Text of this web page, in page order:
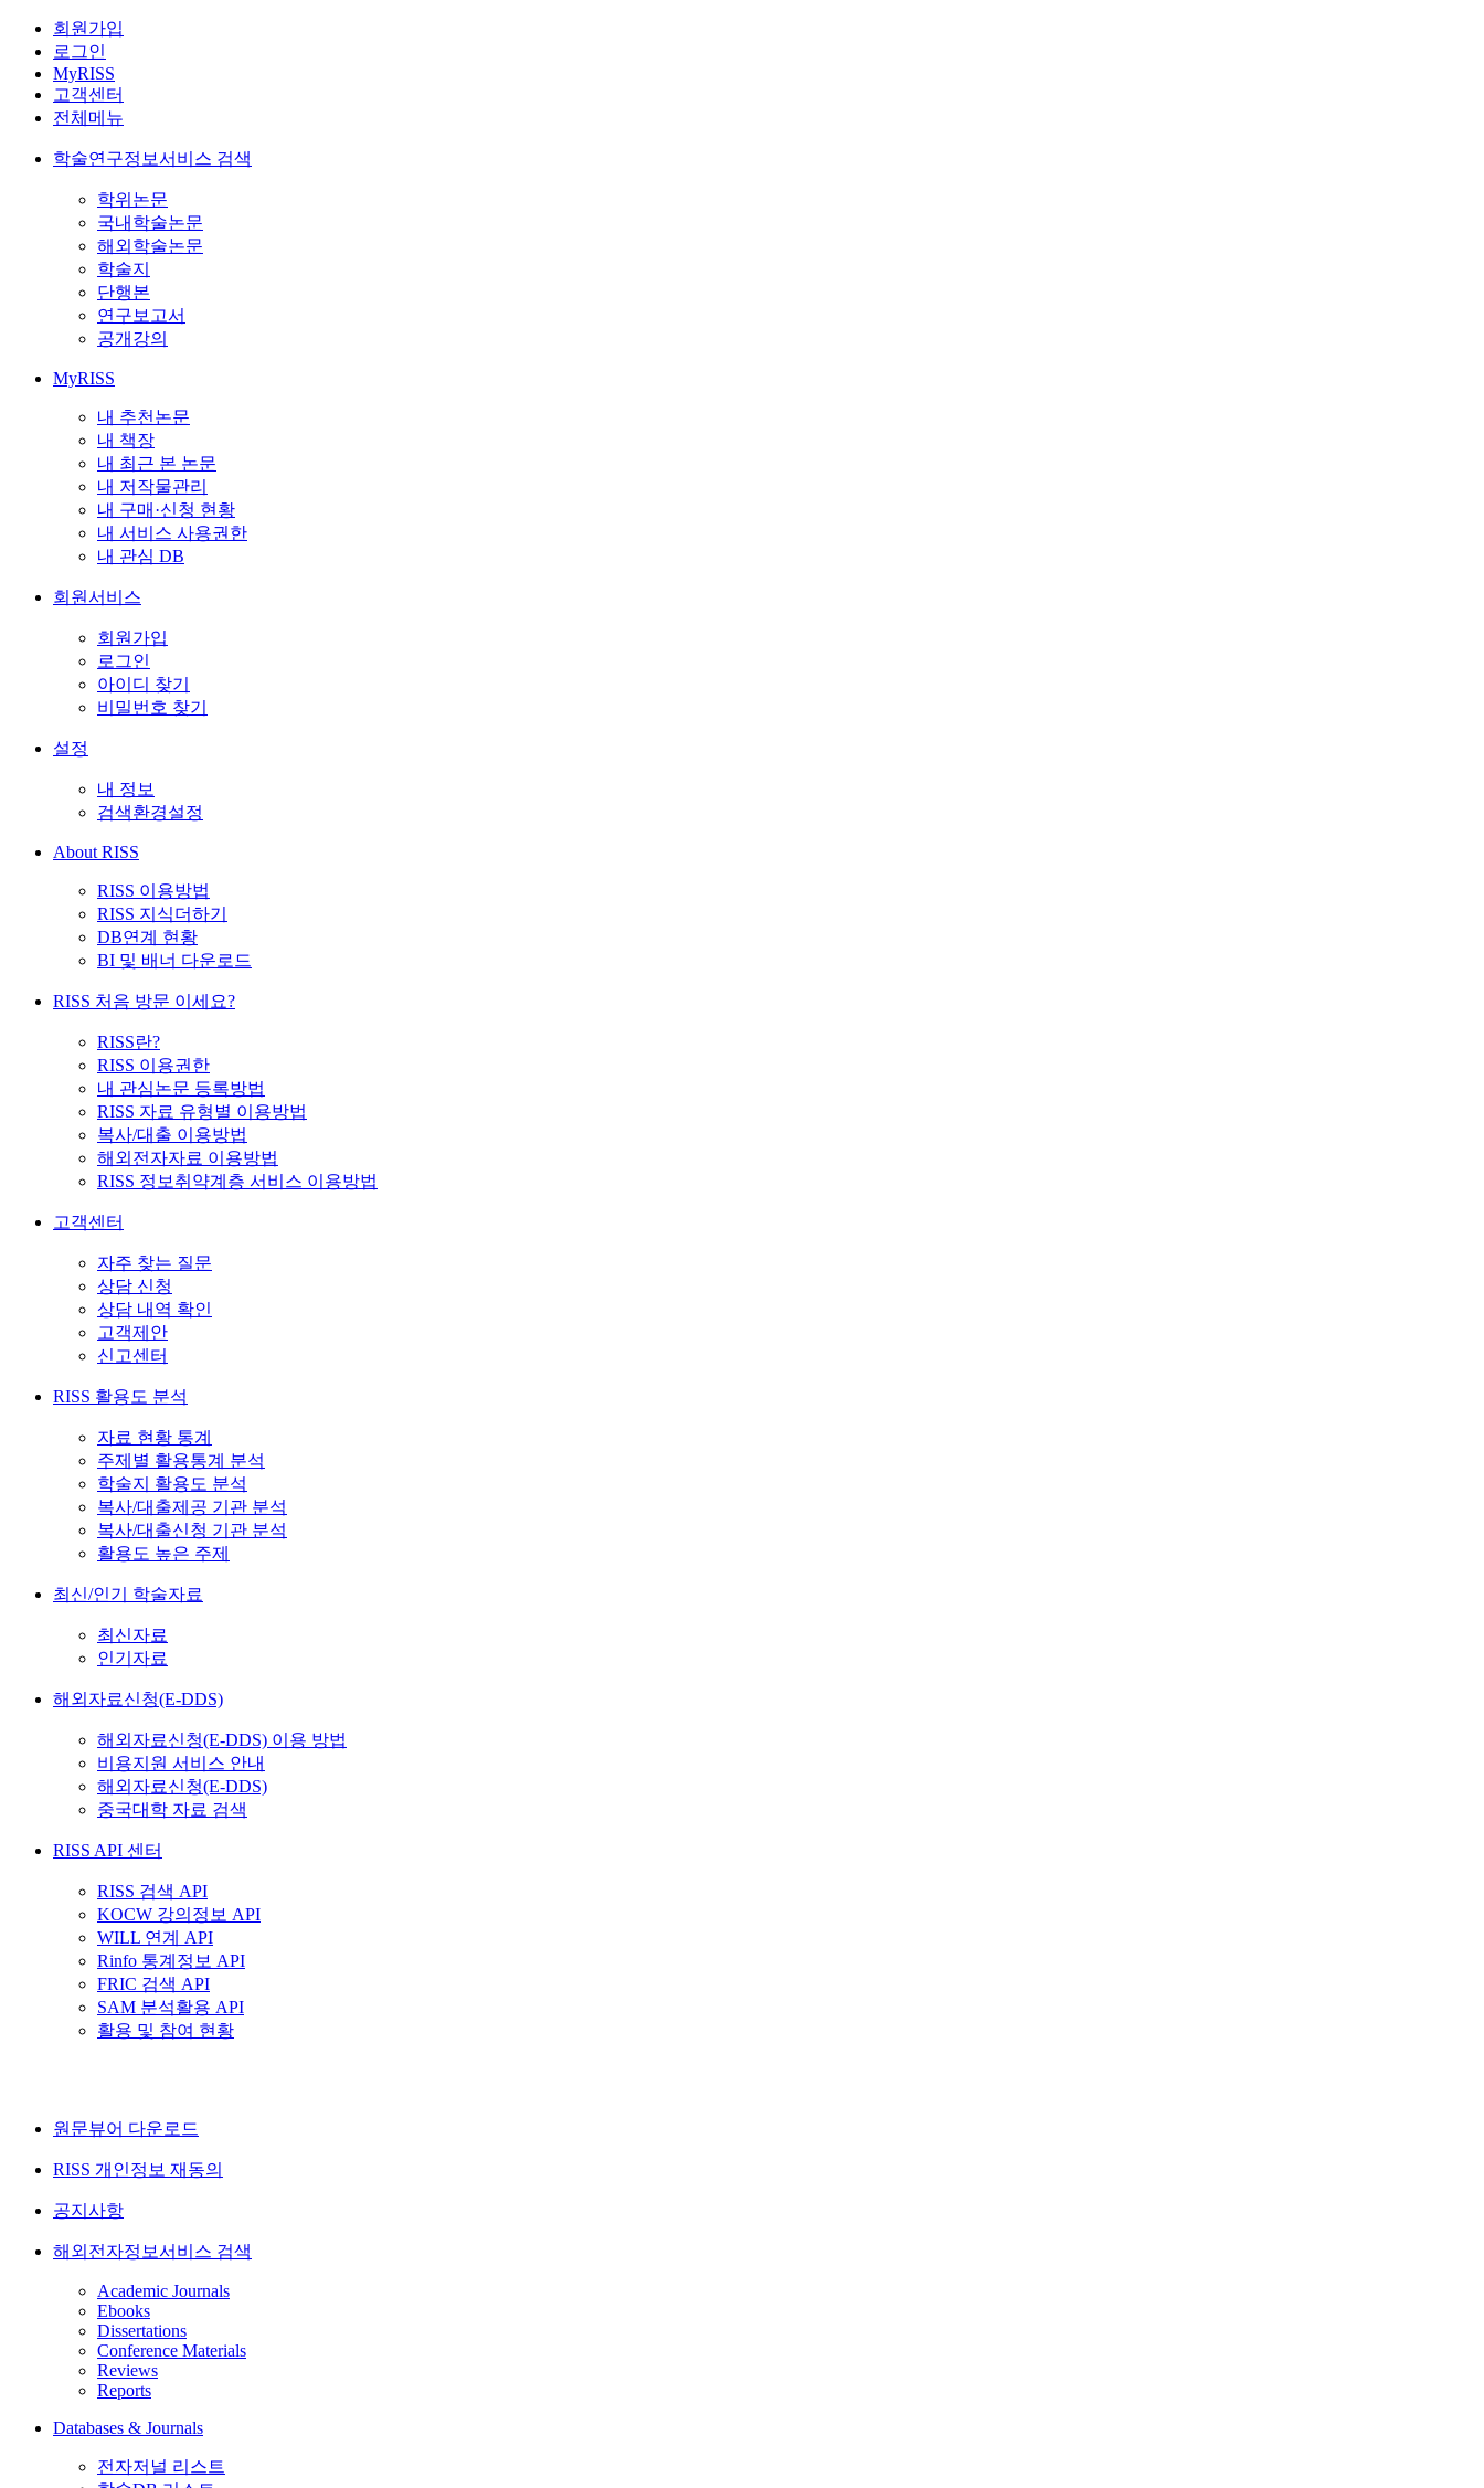
회원가입
로그인
MyRISS
고객센터
전체메뉴
학술연구정보서비스 검색
학위논문
국내학술논문
해외학술논문
학술지
단행본
연구보고서
공개강의
MyRISS
내 추천논문
내 책장
내 최근 본 논문
내 저작물관리
내 구매·신청 현황
내 서비스 사용권한
내 관심 DB
회원서비스
회원가입
로그인
아이디 찾기
비밀번호 찾기
설정
내 정보
검색환경설정
About RISS
RISS 이용방법
RISS 지식더하기
DB연계 현황
BI 및 배너 다운로드
RISS 처음 방문 이세요?
RISS란?
RISS 이용권한
내 관심논문 등록방법
RISS 자료 유형별 이용방법
복사/대출 이용방법
해외전자자료 이용방법
RISS 정보취약계층 서비스 이용방법
고객센터
자주 찾는 질문
상담 신청
상담 내역 확인
고객제안
신고센터
RISS 활용도 분석
자료 현황 통계
주제별 활용통계 분석
학술지 활용도 분석
복사/대출제공 기관 분석
복사/대출신청 기관 분석
활용도 높은 주제
최신/인기 학술자료
최신자료
인기자료
해외자료신청(E-DDS)
해외자료신청(E-DDS) 이용 방법
비용지원 서비스 안내
해외자료신청(E-DDS)
중국대학 자료 검색
RISS API 센터
RISS 검색 API
KOCW 강의정보 API
WILL 연계 API
Rinfo 통계정보 API
FRIC 검색 API
SAM 분석활용 API
활용 및 참여 현황
원문뷰어 다운로드
RISS 개인정보 재동의
공지사항
해외전자정보서비스 검색
Academic Journals
Ebooks
Dissertations
Conference Materials
Reviews
Reports
Databases & Journals
전자저널 리스트